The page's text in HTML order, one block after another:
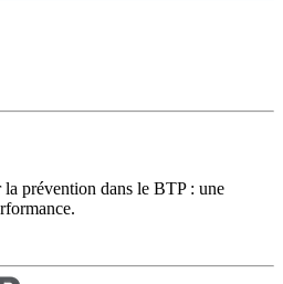
prévention dans le BTP : une